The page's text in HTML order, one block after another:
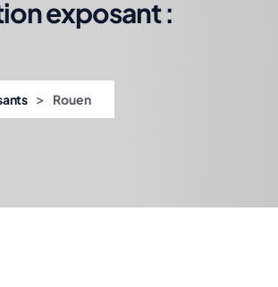
exposant :
> Rouen